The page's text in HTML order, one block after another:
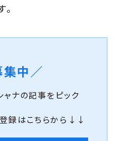
集中／
ナの記事をピック
録はこちらから↓↓